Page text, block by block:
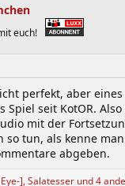
euch!
perfekt, aber
Spiel seit KotOR.
mit der
so tun, als kenne
abgeben.
], Salatesser und 4